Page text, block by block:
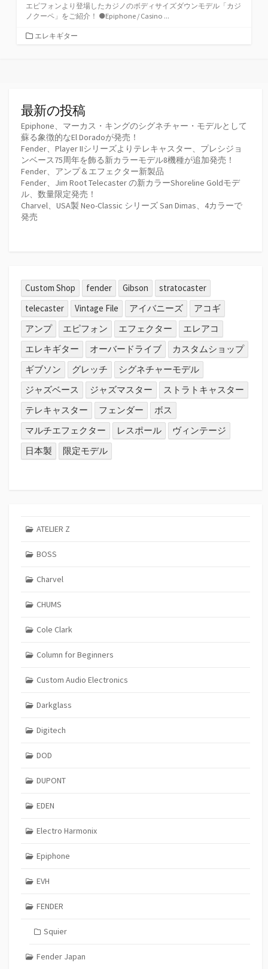
エピフォンより登場したカジノのボディサイズダウンモデル「カジ
ノクーペ」をご紹介！ ●Epiphone / Casino ...
カエレキギター
最新の投稿
Epiphone、マーカス・キングのシグネチャー・モデルとして
蘇る象徴的なEl Doradoが発売！
Fender、Player IIシリーズよりテレキャスター、プレシジョ
ンベース75周年を飾る新カラーモデル8機種が追加発売！
Fender、アンプ＆エフェクター新製品
Fender、Jim Root Telecaster の新カラーShoreline Goldモデ
ル、数量限定発売！
Charvel、USA製 Neo-Classic シリーズ San Dimas、4カラーで
発売
Custom Shop fender Gibson
stratocaster
telecaster
Vintage File アイバニーズ
アコギ
アンプ
エピフォン エフェクター
エレアコ
エレキギター
オーバードライブ
カスタムショップ
ギブソン
グレッチ
シグネチャーモデル
ジャズベース
ジャズマスター
ストラトキャスター
テレキャスター
フェンダー
ボス
マルチエフェクター
レスポール
ヴィンテージ
日本製
限定モデル
ATELIER Z
BOSS
Charvel
CHUMS
Cole Clark
Column for Beginners
Custom Audio Electronics
Darkglass
Digitech
DOD
DUPONT
EDEN
Electro Harmonix
Epiphone
EVH
FENDER
Squier
Fender Japan